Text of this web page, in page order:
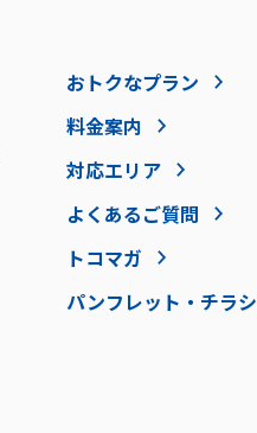
おトクなプラン
料金案内
対応エリア
よくあるご質問
トコマガ
パンフレット・チラシ